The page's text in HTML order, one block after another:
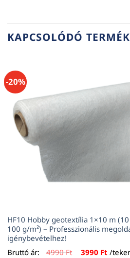
KAPCSOLÓDÓ
-20%
HF10 Hobby geotextília 1×10 m (10
100 g/m²) – Professzionális
igénybevételhez!
Bruttó ár:
4990Ft Original
3990 Ft /